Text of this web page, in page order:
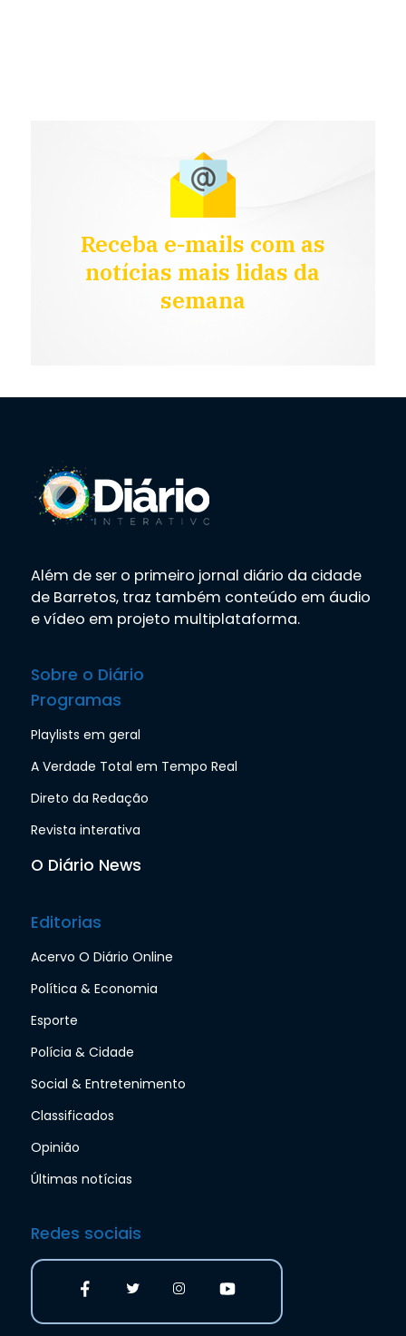
Receba e-mails com as
notícias mais lidas da
semana
Além de ser o primeiro jornal diário da cidade
de Barretos, traz também conteúdo em áudio
e vídeo em projeto multiplataforma.
Sobre o Diário
Programas
Playlists em geral
A Verdade Total em Tempo Real
Direto da Redação
Revista interativa
O Diário News
Editorias
Acervo O Diário Online
Política & Economia
Esporte
Polícia & Cidade
Social & Entretenimento
Classificados
Opinião
Últimas notícias
Redes sociais